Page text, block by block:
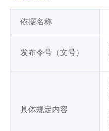
依据名称
发布令号（文号）
具体规定内容